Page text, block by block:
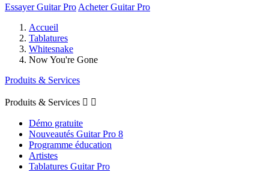
Essayer Guitar Pro Acheter Guitar Pro
Accueil
Tablatures
Whitesnake
Now You're Gone
Produits & Services
Produits & Services  
Démo gratuite
Nouveautés Guitar Pro 8
Programme éducation
Artistes
Tablatures Guitar Pro